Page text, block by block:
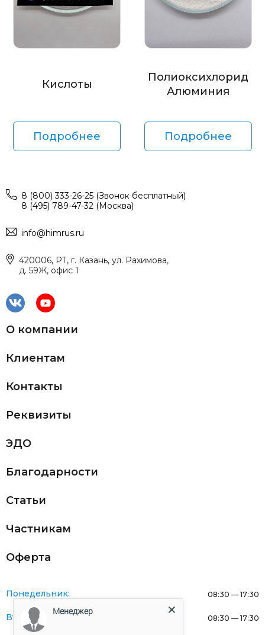
Кислоты
Подробнее
Полиоксихлорид
Алюминия
Подробнее
8 (800) 333-26-25 (Звонок бесплатный)
8 (495) 789-47-32 (Москва)
info@himrus.ru
420006, РТ, г. Казань, ул. Рахимова,
д. 59Ж, офис 1
О компании
Клиентам
Контакты
Реквизиты
ЭДО
Благодарности
Статьи
Частникам
Оферта
Понедельник: 08:30 — 17:30
Вторник: 08:30 — 17:30
Менеджер